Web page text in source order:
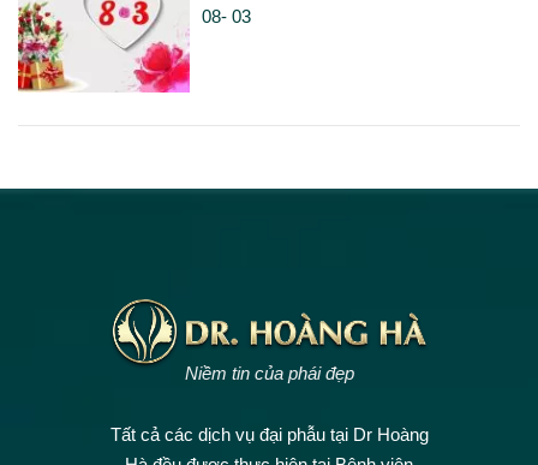
08- 03
Niềm tin của phái đẹp
Tất cả các dịch vụ đại phẫu tại Dr Hoàng